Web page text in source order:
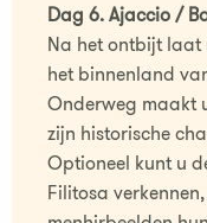
Dag 6. Ajaccio /
Na het ontbijt laat
het binnenland
Onderweg maakt
zijn historische
Optioneel kunt u
Filitosa